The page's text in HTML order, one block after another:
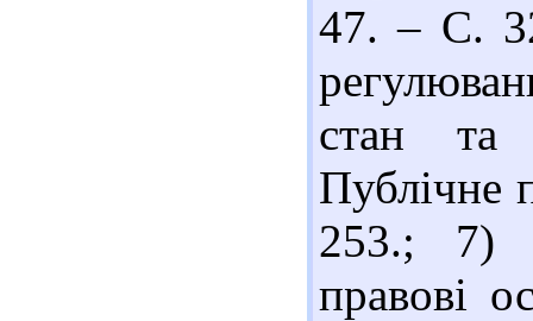
47. – С.
стан та
253.; 7)
правові